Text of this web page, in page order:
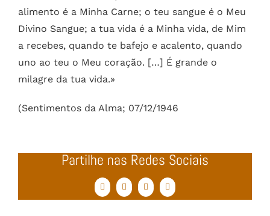
alimento é a Minha Carne; o teu sangue é o Meu
Divino Sangue; a tua vida é a Minha vida, de Mim
a recebes, quando te bafejo e acalento, quando
uno ao teu o Meu coração. […] É grande o
milagre da tua vida.»
(Sentimentos da Alma; 07/12/1946
Partilhe nas Redes Sociais
FacebookTwitterWhatsApp
Email
(necessário